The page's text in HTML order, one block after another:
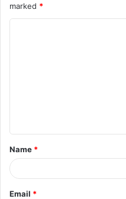
marked *
Name *
Email *